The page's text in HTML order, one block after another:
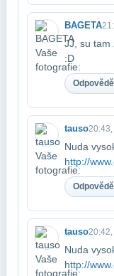
BAGETA
JJ, su tam
:D
tauso
Nuda
http://
tauso
Nuda
http://